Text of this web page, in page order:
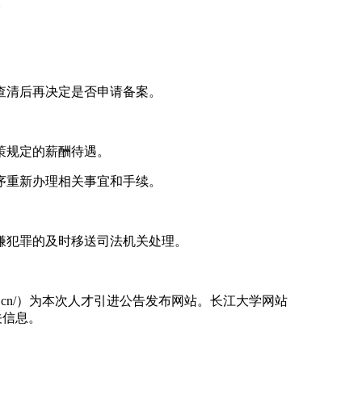
后再决定是否申请备案。
定的薪酬待遇。
新办理相关事宜和手续。
罪的及时移送司法机关处理。
）为本次人才引进公告发布网站。长江大学网站
息。